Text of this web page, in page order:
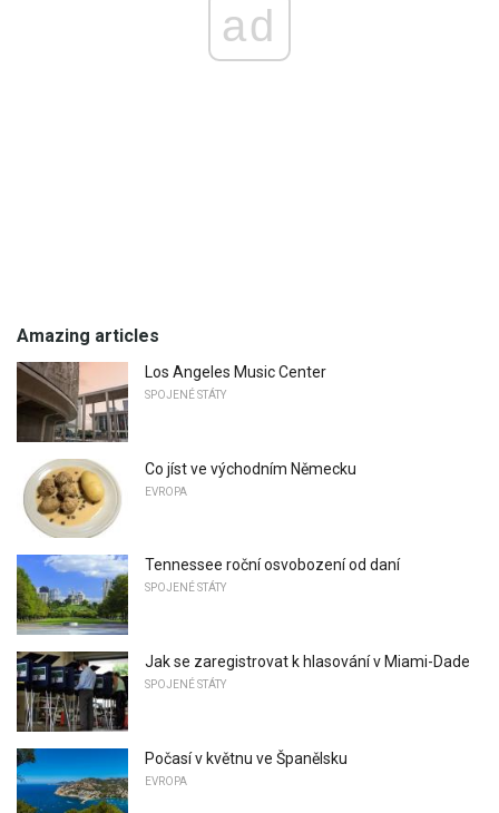
ad
Amazing articles
Los Angeles Music Center
SPOJENÉ STÁTY
Co jíst ve východním Německu
EVROPA
Tennessee roční osvobození od daní
SPOJENÉ STÁTY
Jak se zaregistrovat k hlasování v Miami-Dade
SPOJENÉ STÁTY
Počasí v květnu ve Španělsku
EVROPA